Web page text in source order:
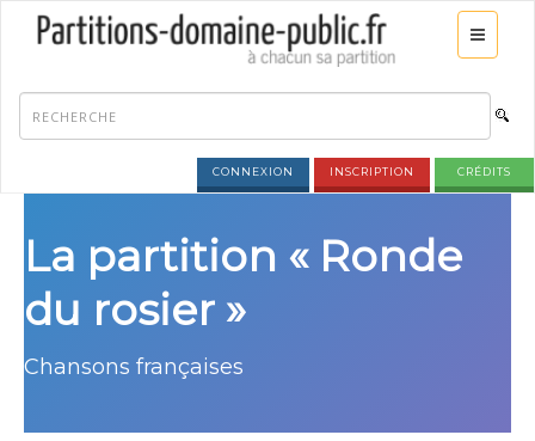
CONNEXION INSCRIPTION CRÉDITS
La partition « Ronde
du rosier »
Chansons françaises